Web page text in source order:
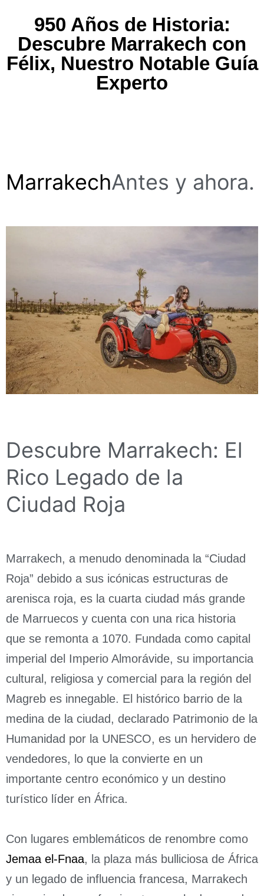
950 Años de Historia:
Descubre Marrakech con
Félix, Nuestro Notable Guía
Experto
MarrakechAntes y ahora.
Descubre Marrakech: El
Rico Legado de la
Ciudad Roja
Marrakech, a menudo denominada la “Ciudad
Roja” debido a sus icónicas estructuras de
arenisca roja, es la cuarta ciudad más grande
de Marruecos y cuenta con una rica historia
que se remonta a 1070. Fundada como capital
imperial del Imperio Almorávide, su importancia
cultural, religiosa y comercial para la región del
Magreb es innegable. El histórico barrio de la
medina de la ciudad, declarado Patrimonio de la
Humanidad por la UNESCO, es un hervidero de
vendedores, lo que la convierte en un
importante centro económico y un destino
turístico líder en África.
Con lugares emblemáticos de renombre como
Jemaa el-Fnaa, la plaza más bulliciosa de África
y un legado de influencia francesa, Marrakech